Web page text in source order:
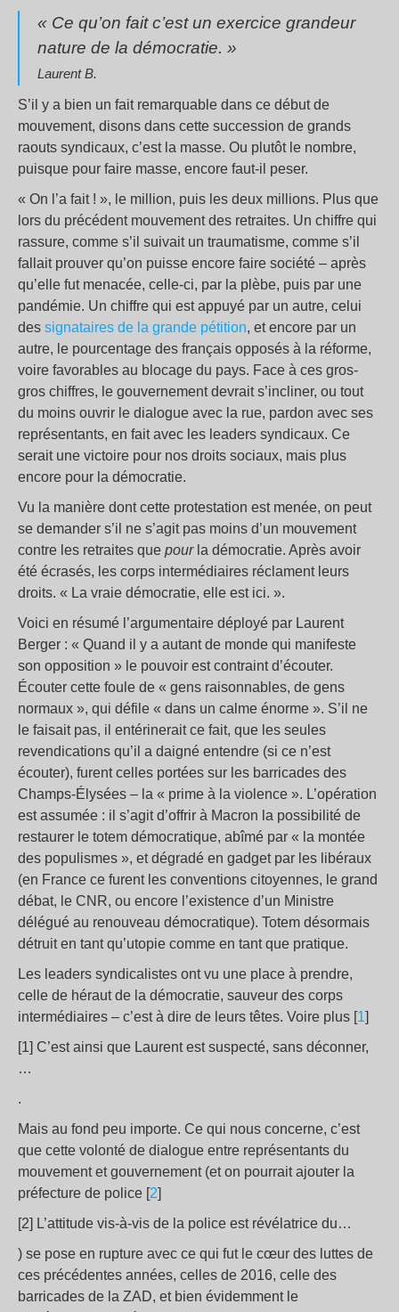
« Ce qu’on fait c’est un exercice grandeur
nature de la démocratie. »
Laurent B.
S’il y a bien un fait remarquable dans ce début de
mouvement, disons dans cette succession de grands
raouts syndicaux, c’est la masse. Ou plutôt le nombre,
puisque pour faire masse, encore faut-il peser.
« On l’a fait ! », le million, puis les deux millions. Plus que
lors du précédent mouvement des retraites. Un chiffre qui
rassure, comme s’il suivait un traumatisme, comme s’il
fallait prouver qu’on puisse encore faire société – après
qu’elle fut menacée, celle-ci, par la plèbe, puis par une
pandémie. Un chiffre qui est appuyé par un autre, celui
des signataires de la grande pétition, et encore par un
autre, le pourcentage des français opposés à la réforme,
voire favorables au blocage du pays. Face à ces gros-
gros chiffres, le gouvernement devrait s’incliner, ou tout
du moins ouvrir le dialogue avec la rue, pardon avec ses
représentants, en fait avec les leaders syndicaux. Ce
serait une victoire pour nos droits sociaux, mais plus
encore pour la démocratie.
Vu la manière dont cette protestation est menée, on peut
se demander s’il ne s’agit pas moins d’un mouvement
contre les retraites que pourla démocratie. Après avoir
été écrasés, les corps intermédiaires réclament leurs
droits. « La vraie démocratie, elle est ici. ».
Voici en résumé l’argumentaire déployé par Laurent
Berger : « Quand il y a autant de monde qui manifeste
son opposition » le pouvoir est contraint d’écouter.
Écouter cette foule de « gens raisonnables, de gens
normaux », qui défile « dans un calme énorme ». S’il ne
le faisait pas, il entérinerait ce fait, que les seules
revendications qu’il a daigné entendre (si ce n’est
écouter), furent celles portées sur les barricades des
Champs-Élysées – la « prime à la violence ». L’opération
est assumée : il s’agit d’offrir à Macron la possibilité de
restaurer le totem démocratique, abîmé par « la montée
des populismes », et dégradé en gadget par les libéraux
(en France ce furent les conventions citoyennes, le grand
débat, le CNR, ou encore l’existence d’un Ministre
délégué au renouveau démocratique). Totem désormais
détruit en tant qu’utopie comme en tant que pratique.
Les leaders syndicalistes ont vu une place à prendre,
celle de héraut de la démocratie, sauveur des corps
intermédiaires – c’est à dire de leurs têtes. Voire plus [1]
[1] C’est ainsi que Laurent est suspecté, sans déconner,
…
.
Mais au fond peu importe. Ce qui nous concerne, c’est
que cette volonté de dialogue entre représentants du
mouvement et gouvernement (et on pourrait ajouter la
préfecture de police [2]
[2] L’attitude vis-à-vis de la police est révélatrice du…
) se pose en rupture avec ce qui fut le cœur des luttes de
ces précédentes années, celles de 2016, celle des
barricades de la ZAD, et bien évidemment le